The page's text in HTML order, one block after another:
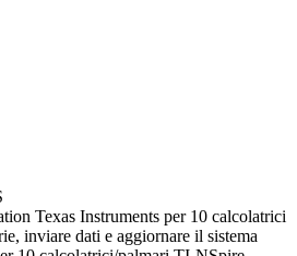
Texas Instruments per 10 calcolatrici
inviare dati e aggiornare il sistema